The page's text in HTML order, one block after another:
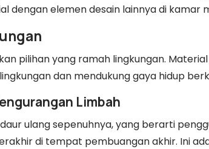
dengan elemen desain lainnya di kamar
pilihan yang ramah lingkungan.
dan mendukung gaya hidup
Limbah
ulang sepenuhnya, yang berarti
di tempat pembuangan akhir. Ini